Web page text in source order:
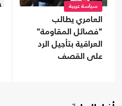
سياسة عربية
العامري يطالب
"فصائل المقاومة"
العراقية بتأجيل الرد
على القصف